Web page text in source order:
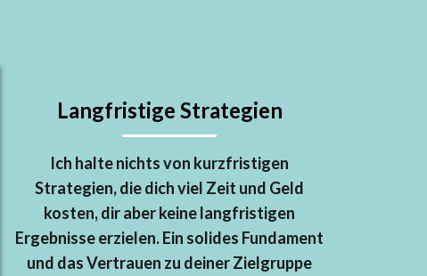
Langfristige Strategien
Ich halte nichts von kurzfristigen
Strategien, die dich viel Zeit und Geld
kosten, dir aber keine langfristigen
Ergebnisse erzielen. Ein solides Fundament
und das Vertrauen zu deiner Zielgruppe